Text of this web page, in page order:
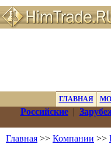
ГЛАВНАЯ
Российские|
Главная >> Компании >>